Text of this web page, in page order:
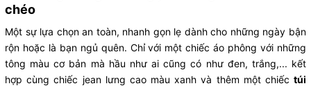
chéo
Một sự lựa chọn an toàn, nhanh gọn lẹ dành cho những ngày bận
rộn hoặc là bạn ngủ quên. Chỉ với một chiếc áo phông với những
tông màu cơ bản mà hầu như ai cũng có như đen, trắng,... kết
hợp cùng chiếc jean lưng cao màu xanh và thêm một chiếc túi